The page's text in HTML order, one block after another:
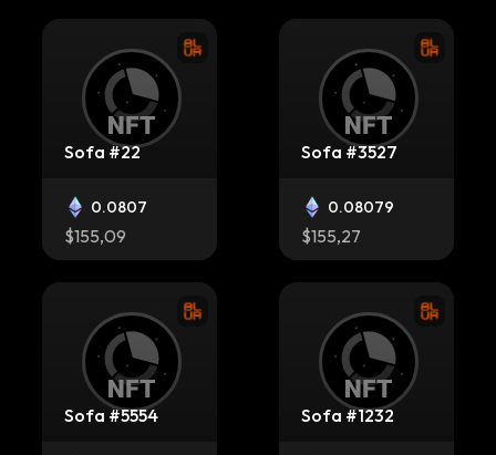
Sofa #22
0.0807
$155,09
Sofa #3527
0.08079
$155,27
Sofa #5554 Sofa #1232